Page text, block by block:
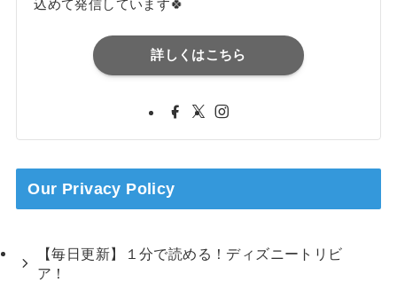
込めて発信しています🍀
詳しくはこちら
Our Privacy Policy
【毎日更新】１分で読める！ディズニートリビ
ア！